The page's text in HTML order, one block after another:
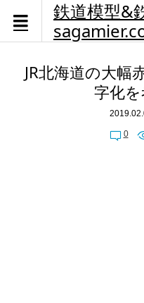
鉄道模型&
JR北海道の大
字化
0